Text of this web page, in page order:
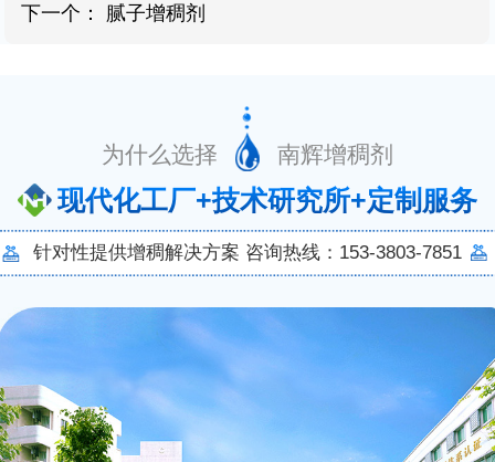
下一个： 腻子增稠剂
为什么选择 南辉增稠剂
现代化工厂+技术研究所+定制服务
针对性提供增稠解决方案 咨询热线：153-3803-7851